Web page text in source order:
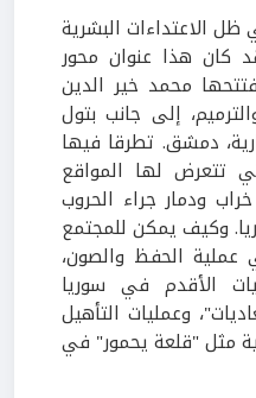
الاعتداءات البشرية
كان هذا عنوان محور
محمد خير الدين
إلى جانب بتول
دمشق. تطرقا فيها
تتعرض لها المواقع
ودمار جراء الحروب
وكيف يمكن للمجتمع
عملية الحفظ والصون،
الأقدم في سوريا
وعمليات التأهيل
مثل "قلعة يحمور" في